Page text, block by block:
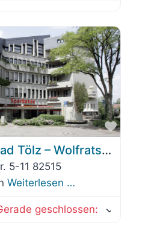
Favorit
Sparkasse Bad Tölz – Wolfratshausen – Beratungs-Center
5-11 82515
Weiterlesen …
geschlossen: